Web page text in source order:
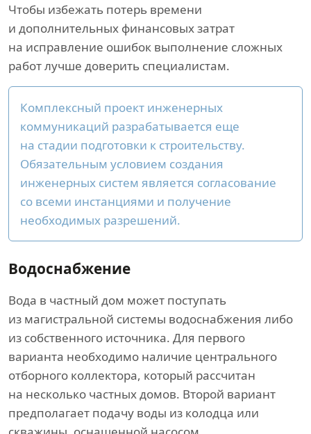
Чтобы избежать потерь времени
и дополнительных финансовых затрат
на исправление ошибок выполнение сложных
работ лучше доверить специалистам.
Комплексный проект инженерных
коммуникаций разрабатывается еще
на стадии подготовки к строительству.
Обязательным условием создания
инженерных систем является согласование
со всеми инстанциями и получение
необходимых разрешений.
Водоснабжение
Вода в частный дом может поступать
из магистральной системы водоснабжения либо
из собственного источника. Для первого
варианта необходимо наличие центрального
отборного коллектора, который рассчитан
на несколько частных домов. Второй вариант
предполагает подачу воды из колодца или